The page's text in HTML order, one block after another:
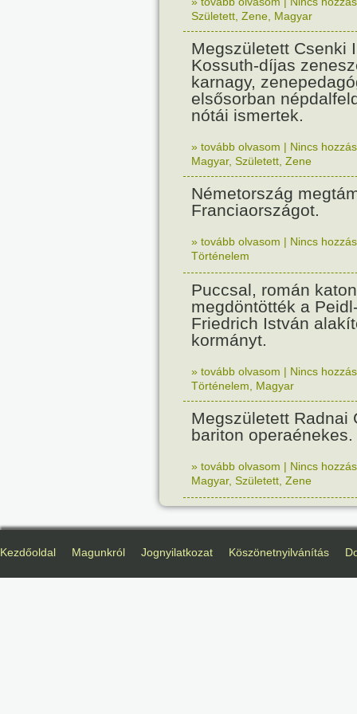
Született Zene Magyar
Megszületett Csenki
Kossuth-díjas
karnagy,
elsősorban
nótái ismertek.
» tovább olvasom | Nincs
Magyar, Született Zene
Németország
Franciaországot.
» tovább olvasom | Nincs
Történelem
Puccsal, román
megdöntötték a
Friedrich István
kormányt.
» tovább olvasom | Nincs
Történelem
Magyar
Megszületett Radnai
bariton operaénekes.
» tovább olvasom | Nincs
Magyar, Született Zene
Kezdőoldal Magunkról Jognyilatkozat Köszönetnyilvánítás